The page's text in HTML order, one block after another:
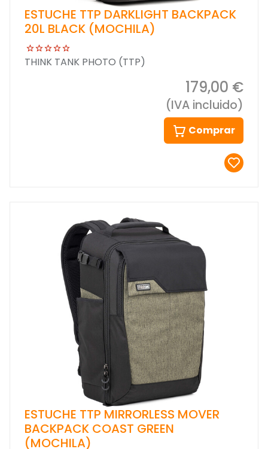
ESTUCHE TTP DARKLIGHT BACKPACK
20L BLACK (MOCHILA)
THINK TANK PHOTO (TTP)
179,00 €
(IVA incluido)
Comprar
ESTUCHE TTP MIRRORLESS MOVER
BACKPACK COAST GREEN
(MOCHILA)